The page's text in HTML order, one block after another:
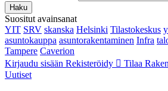
Haku
Suositut avainsanat
YIT SRV skanska Helsinki Tilastokeskus
asuntokauppa asuntorakentaminen Infra
Tampere Caverion
Kirjaudu sisään Rekisteröidy Tilaa
Uutiset